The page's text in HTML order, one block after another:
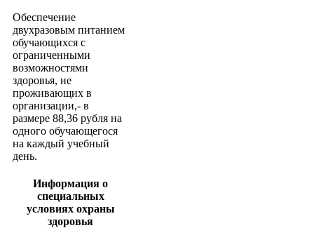
Обеспечение
двухразовым питанием
обучающихся с
ограниченными
возможностями
здоровья, не
проживающих в
организации,- в
размере 88,36 рубля на
одного обучающегося
на каждый учебный
день.
Информация о
специальных
условиях охраны
здоровья